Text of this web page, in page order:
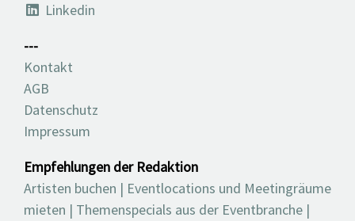
Linkedin
---
Kontakt
AGB
Datenschutz
Impressum
Empfehlungen der Redaktion
Artisten buchen | Eventlocations und Meetingräume
mieten | Themenspecials aus der Eventbranche |